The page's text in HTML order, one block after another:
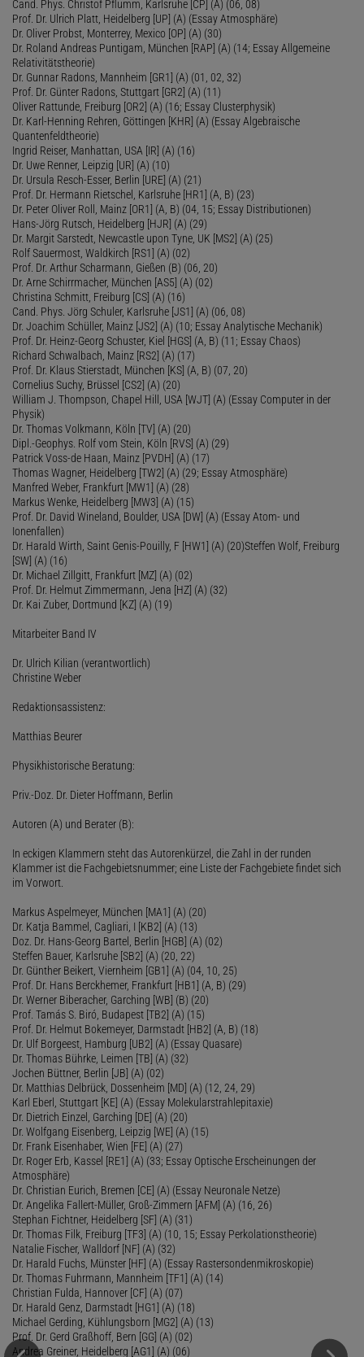
Cand. Phys. Christof Pflumm, Karlsruhe [CP] (A) (06, 08)
Prof. Dr. Ulrich Platt, Heidelberg [UP] (A) (Essay Atmosphäre)
Dr. Oliver Probst, Monterrey, Mexico [OP] (A) (30)
Dr. Roland Andreas Puntigam, München [RAP] (A) (14; Essay Allgemeine
Relativitätstheorie)
Dr. Gunnar Radons, Mannheim [GR1] (A) (01, 02, 32)
Prof. Dr. Günter Radons, Stuttgart [GR2] (A) (11)
Oliver Rattunde, Freiburg [OR2] (A) (16; Essay Clusterphysik)
Dr. Karl-Henning Rehren, Göttingen [KHR] (A) (Essay Algebraische
Quantenfeldtheorie)
Ingrid Reiser, Manhattan, USA [IR] (A) (16)
Dr. Uwe Renner, Leipzig [UR] (A) (10)
Dr. Ursula Resch-Esser, Berlin [URE] (A) (21)
Prof. Dr. Hermann Rietschel, Karlsruhe [HR1] (A, B) (23)
Dr. Peter Oliver Roll, Mainz [OR1] (A, B) (04, 15; Essay Distributionen)
Hans-Jörg Rutsch, Heidelberg [HJR] (A) (29)
Dr. Margit Sarstedt, Newcastle upon Tyne, UK [MS2] (A) (25)
Rolf Sauermost, Waldkirch [RS1] (A) (02)
Prof. Dr. Arthur Scharmann, Gießen (B) (06, 20)
Dr. Arne Schirrmacher, München [AS5] (A) (02)
Christina Schmitt, Freiburg [CS] (A) (16)
Cand. Phys. Jörg Schuler, Karlsruhe [JS1] (A) (06, 08)
Dr. Joachim Schüller, Mainz [JS2] (A) (10; Essay Analytische Mechanik)
Prof. Dr. Heinz-Georg Schuster, Kiel [HGS] (A, B) (11; Essay Chaos)
Richard Schwalbach, Mainz [RS2] (A) (17)
Prof. Dr. Klaus Stierstadt, München [KS] (A, B) (07, 20)
Cornelius Suchy, Brüssel [CS2] (A) (20)
William J. Thompson, Chapel Hill, USA [WJT] (A) (Essay Computer in der
Physik)
Dr. Thomas Volkmann, Köln [TV] (A) (20)
Dipl.-Geophys. Rolf vom Stein, Köln [RVS] (A) (29)
Patrick Voss-de Haan, Mainz [PVDH] (A) (17)
Thomas Wagner, Heidelberg [TW2] (A) (29; Essay Atmosphäre)
Manfred Weber, Frankfurt [MW1] (A) (28)
Markus Wenke, Heidelberg [MW3] (A) (15)
Prof. Dr. David Wineland, Boulder, USA [DW] (A) (Essay Atom- und
Ionenfallen)
Dr. Harald Wirth, Saint Genis-Pouilly, F [HW1] (A) (20)Steffen Wolf, Freiburg
[SW] (A) (16)
Dr. Michael Zillgitt, Frankfurt [MZ] (A) (02)
Prof. Dr. Helmut Zimmermann, Jena [HZ] (A) (32)
Dr. Kai Zuber, Dortmund [KZ] (A) (19)
Mitarbeiter Band IV
Dr. Ulrich Kilian (verantwortlich)
Christine Weber
Redaktionsassistenz:
Matthias Beurer
Physikhistorische Beratung:
Priv.-Doz. Dr. Dieter Hoffmann, Berlin
Autoren (A) und Berater (B):
In eckigen Klammern steht das Autorenkürzel, die Zahl in der runden
Klammer ist die Fachgebietsnummer; eine Liste der Fachgebiete findet sich
im Vorwort.
Markus Aspelmeyer, München [MA1] (A) (20)
Dr. Katja Bammel, Cagliari, I [KB2] (A) (13)
Doz. Dr. Hans-Georg Bartel, Berlin [HGB] (A) (02)
Steffen Bauer, Karlsruhe [SB2] (A) (20, 22)
Dr. Günther Beikert, Viernheim [GB1] (A) (04, 10, 25)
Prof. Dr. Hans Berckhemer, Frankfurt [HB1] (A, B) (29)
Dr. Werner Biberacher, Garching [WB] (B) (20)
Prof. Tamás S. Biró, Budapest [TB2] (A) (15)
Prof. Dr. Helmut Bokemeyer, Darmstadt [HB2] (A, B) (18)
Dr. Ulf Borgeest, Hamburg [UB2] (A) (Essay Quasare)
Dr. Thomas Bührke, Leimen [TB] (A) (32)
Jochen Büttner, Berlin [JB] (A) (02)
Dr. Matthias Delbrück, Dossenheim [MD] (A) (12, 24, 29)
Karl Eberl, Stuttgart [KE] (A) (Essay Molekularstrahlepitaxie)
Dr. Dietrich Einzel, Garching [DE] (A) (20)
Dr. Wolfgang Eisenberg, Leipzig [WE] (A) (15)
Dr. Frank Eisenhaber, Wien [FE] (A) (27)
Dr. Roger Erb, Kassel [RE1] (A) (33; Essay Optische Erscheinungen der
Atmosphäre)
Dr. Christian Eurich, Bremen [CE] (A) (Essay Neuronale Netze)
Dr. Angelika Fallert-Müller, Groß-Zimmern [AFM] (A) (16, 26)
Stephan Fichtner, Heidelberg [SF] (A) (31)
Dr. Thomas Filk, Freiburg [TF3] (A) (10, 15; Essay Perkolationstheorie)
Natalie Fischer, Walldorf [NF] (A) (32)
Dr. Harald Fuchs, Münster [HF] (A) (Essay Rastersondenmikroskopie)
Dr. Thomas Fuhrmann, Mannheim [TF1] (A) (14)
Christian Fulda, Hannover [CF] (A) (07)
Dr. Harald Genz, Darmstadt [HG1] (A) (18)
Michael Gerding, Kühlungsborn [MG2] (A) (13)
Prof. Dr. Gerd Graßhoff, Bern [GG] (A) (02)
Andrea Greiner, Heidelberg [AG1] (A) (06)